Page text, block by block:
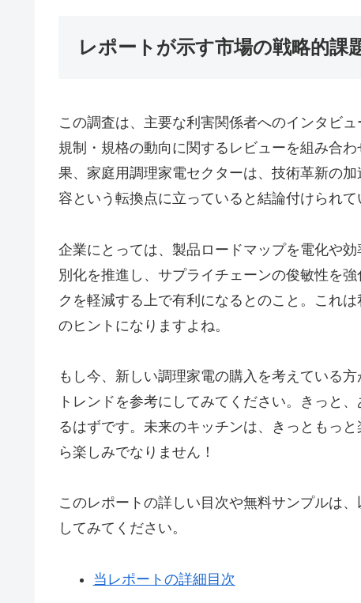
レポートが示す市場の戦略的課
この調査は、主要な利害関係者へのインタビ
規制・規格の動向に関するレビューを組み合
果、家庭用調理家電セクターは、技術革新の
容という転換点に立っていると結論付けられて
企業にとっては、製品ロードマップを電化や
別化を推進し、サプライチェーンの俊敏性を
クを軽減する上で有利になるとのこと。これ
のヒントになりますよね。
もし今、新しい調理家電の購入を考えている
トレンドを参考にしてみてください。きっと
るはずです。未来のキッチンは、きっともっ
ら楽しみでなりません！
このレポートの詳しい目次や無料サンプルは
してみてください。
当レポートの詳細目次